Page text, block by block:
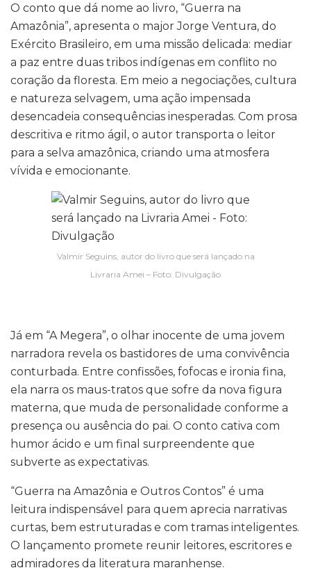
O conto que dá nome ao livro, “Guerra na
Amazônia”, apresenta o major Jorge Ventura, do
Exército Brasileiro, em uma missão delicada: mediar
a paz entre duas tribos indígenas em conflito no
coração da floresta. Em meio a negociações, cultura
e natureza selvagem, uma ação impensada
desencadeia consequências inesperadas. Com prosa
descritiva e ritmo ágil, o autor transporta o leitor
para a selva amazônica, criando uma atmosfera
vívida e emocionante.
Valmir Seguins, autor do livro que será lançado na
Livraria Amei – Foto: Divulgação
Já em “A Megera”, o olhar inocente de uma jovem
narradora revela os bastidores de uma convivência
conturbada. Entre confissões, fofocas e ironia fina,
ela narra os maus-tratos que sofre da nova figura
materna, que muda de personalidade conforme a
presença ou ausência do pai. O conto cativa com
humor ácido e um final surpreendente que
subverte as expectativas.
“Guerra na Amazônia e Outros Contos” é uma
leitura indispensável para quem aprecia narrativas
curtas, bem estruturadas e com tramas inteligentes.
O lançamento promete reunir leitores, escritores e
admiradores da literatura maranhense.